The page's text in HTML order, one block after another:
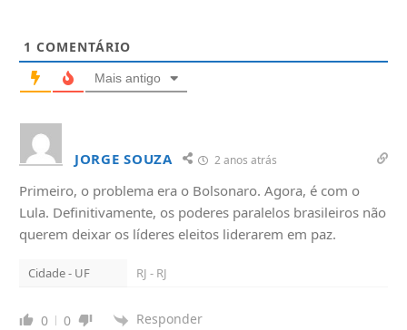
1 COMENTÁRIO
Mais antigo
JORGE SOUZA 2 anos atrás
Primeiro, o problema era o Bolsonaro. Agora, é com o
Lula. Definitivamente, os poderes paralelos brasileiros não
querem deixar os líderes eleitos liderarem em paz.
Cidade - UF RJ - RJ
0 0 Responder